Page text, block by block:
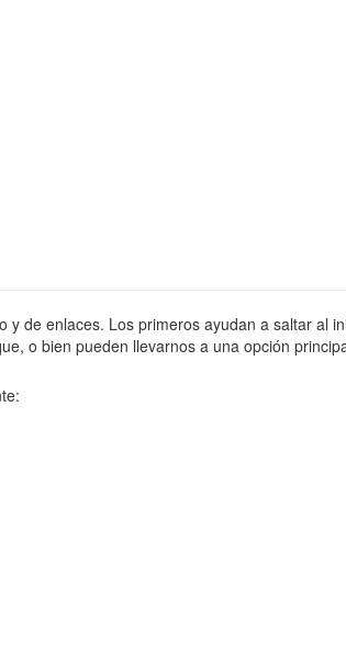
de enlaces. Los primeros ayudan a saltar al
o bien pueden llevarnos a una opción